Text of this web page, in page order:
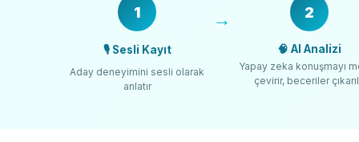
1
🎙️ Sesli Kayıt
Aday deneyimini sesli olarak
anlatır
2
🧠 AI Analizi
Yapay zeka konuşmayı
çevirir, beceriler